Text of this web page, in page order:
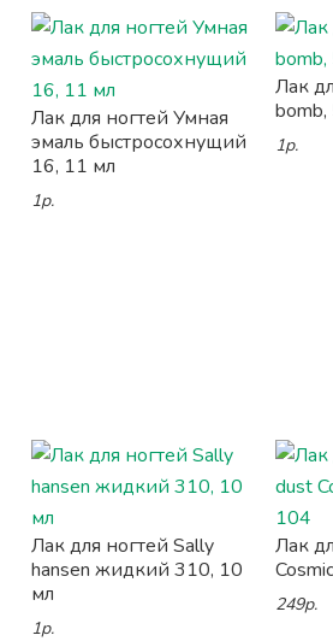
Лак для ногтей Умная
эмаль быстросохнущий
16, 11 мл
1р.
Лак
1р.
Лак для ногтей Sally
hansen жидкий 310, 10
мл
1р.
Лак
249р.